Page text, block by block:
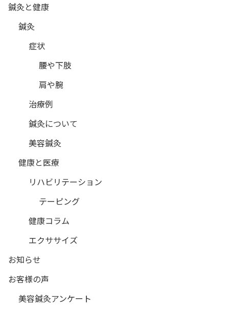
鍼灸と健康
鍼灸
症状
腰や下肢
肩や腕
治療例
鍼灸について
美容鍼灸
健康と医療
リハビリテーション
テーピング
健康コラム
エクササイズ
お知らせ
お客様の声
美容鍼灸アンケート